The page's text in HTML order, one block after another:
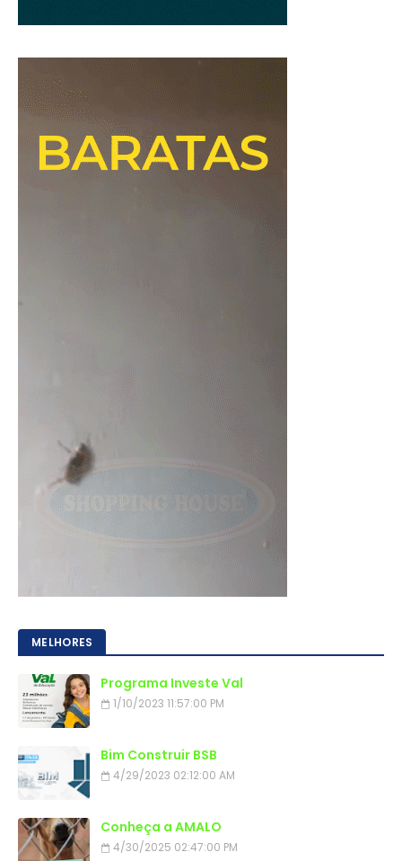
MELHORES
Programa Investe Val
1/10/2023 11:57:00 PM
Bim Construir BSB
4/29/2023 02:12:00 AM
Conheça a AMALO
4/30/2025 02:47:00 PM